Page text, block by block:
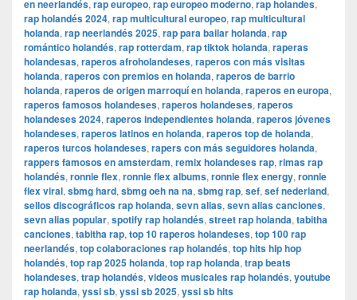
en neerlandés, rap europeo, rap europeo moderno, rap holandes,
rap holandés 2024, rap multicultural europeo, rap multicultural
holanda, rap neerlandés 2025, rap para bailar holanda, rap
romántico holandés, rap rotterdam, rap tiktok holanda, raperas
holandesas, raperos afroholandeses, raperos con más visitas
holanda, raperos con premios en holanda, raperos de barrio
holanda, raperos de origen marroquí en holanda, raperos en europa,
raperos famosos holandeses, raperos holandeses, raperos
holandeses 2024, raperos independientes holanda, raperos jóvenes
holandeses, raperos latinos en holanda, raperos top de holanda,
raperos turcos holandeses, rapers con más seguidores holanda,
rappers famosos en amsterdam, remix holandeses rap, rimas rap
holandés, ronnie flex, ronnie flex albums, ronnie flex energy, ronnie
flex viral, sbmg hard, sbmg oeh na na, sbmg rap, sef, sef nederland,
sellos discográficos rap holanda, sevn alias, sevn alias canciones,
sevn alias popular, spotify rap holandés, street rap holanda, tabitha
canciones, tabitha rap, top 10 raperos holandeses, top 100 rap
neerlandés, top colaboraciones rap holandés, top hits hip hop
holandés, top rap 2025 holanda, top rap holanda, trap beats
holandeses, trap holandés, videos musicales rap holandés, youtube
rap holanda, yssi sb, yssi sb 2025, yssi sb hits